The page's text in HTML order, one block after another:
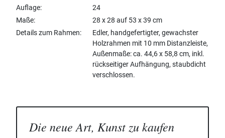
Auflage
24
Maße
28 x 28 auf 53 x 39 cm
Details zum Rahmen
Edler, handgefertigter, gewachster
Holzrahmen mit 10 mm Distanzleiste,
Außenmaße: ca. 44,6 x 58,8 cm, inkl.
rückseitiger Aufhängung, staubdicht
verschlossen.
Die neue Art, Kunst zu kaufen